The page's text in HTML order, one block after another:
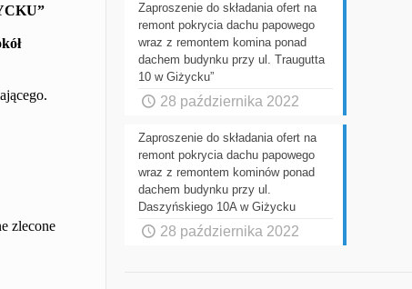
zlecone
Zaproszenie do składania ofert na
remont pokrycia dachu papowego
wraz z remontem komina ponad
dachem budynku przy ul. Traugutta
10 w Giżycku”
28 października 2022
Zaproszenie do składania ofert na
remont pokrycia dachu papowego
wraz z remontem kominów ponad
dachem budynku przy ul.
Daszyńskiego 10A w Giżycku
28 października 2022